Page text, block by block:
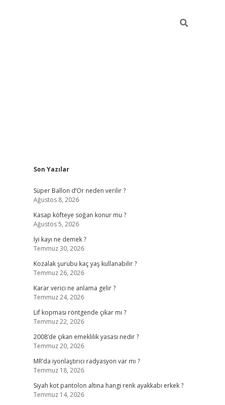
Sidebar
Son Yazılar
Süper Ballon d’Or neden verilir ?
Ağustos 8, 2026
Kasap köfteye soğan konur mu ?
Ağustos 5, 2026
İyi kayı ne demek ?
Temmuz 30, 2026
Kozalak şurubu kaç yaş kullanabilir ?
Temmuz 26, 2026
Karar verici ne anlama gelir ?
Temmuz 24, 2026
Lif kopması röntgende çıkar mı ?
Temmuz 22, 2026
2008’de çıkan emeklilik yasası nedir ?
Temmuz 20, 2026
MR’da iyonlaştırıcı radyasyon var mı ?
Temmuz 18, 2026
Siyah kot pantolon altına hangi renk ayakkabı erkek ?
Temmuz 14, 2026